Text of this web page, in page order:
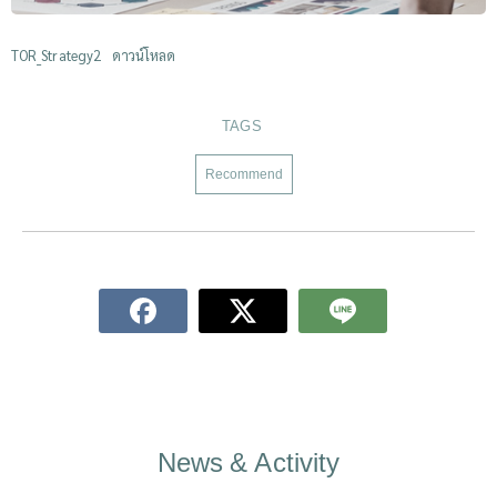
TOR_Strategy2 ดาวน์โหลด
TAGS
Recommend
News & Activity